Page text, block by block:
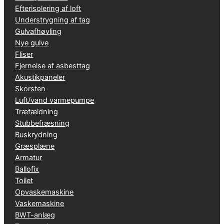
Efterisolering af loft
Understrygning af tag
Gulvafhøvling
Nye gulve
Fliser
Fjernelse af asbesttag
Akustikpaneler
Skorsten
Luft/vand varmepumpe
Træfældning
Stubbefræsning
Buskrydning
Græsplæne
Armatur
Ballofix
Toilet
Opvaskemaskine
Vaskemaskine
BWT-anlæg